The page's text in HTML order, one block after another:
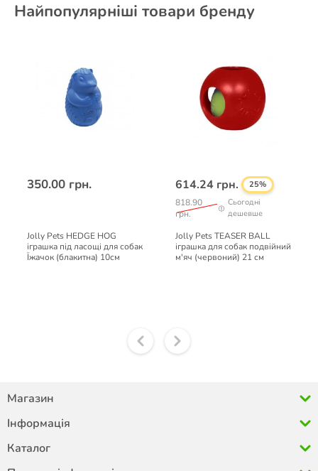
Найпопулярніші товари бренду
350.00 грн.
Jolly Pets HEDGE HOG
іграшка під ласощі для собак
Їжачок (блакитна) 10см
614.24 грн. 25%
818.90
грн.
Сьогодні
дешевше
Jolly Pets TEASER BALL
іграшка для собак подвійний
м'яч (червоний) 21 см
Магазин
Інформація
Каталог